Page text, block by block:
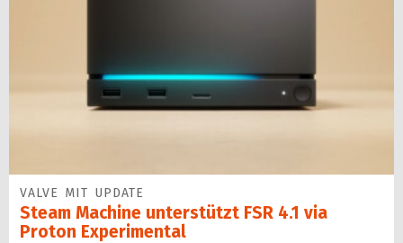
VALVE MIT UPDATE
Steam Machine unterstützt FSR 4.1 via
Proton Experimental